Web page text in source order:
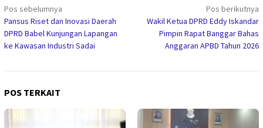
Navigasi
pos
Pos sebelumnya
Pansus Riset dan Inovasi Daerah
DPRD Babel Kunjungan Lapangan
ke Kawasan Industri Sadai
Pos berikutnya
Wakil Ketua DPRD Eddy Iskandar
Pimpin Rapat Banggar Bahas
Anggaran APBD Tahun 2026
POS TERKAIT